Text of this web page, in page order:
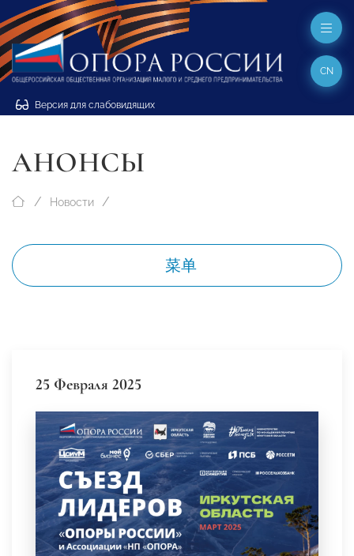
Версия для слабовидящих
CN
АНОНСЫ
Новости
菜单
25 Февраля 2025